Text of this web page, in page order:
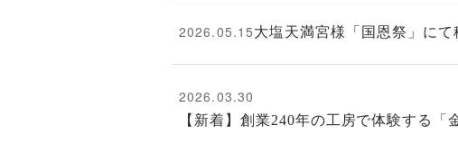
2026.05.15大塩天満宮様「国恩祭」に
2026.03.30
【新着】創業240年の工房で体験する